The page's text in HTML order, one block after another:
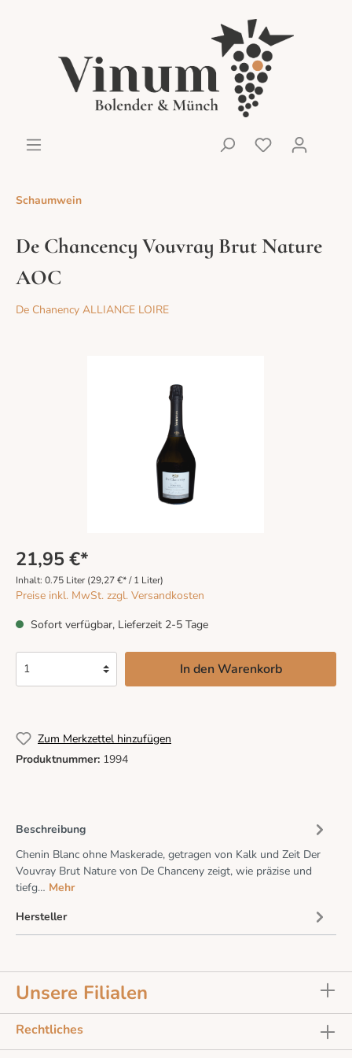
Schaumwein
De Chancency Vouvray Brut Nature
AOC
De Chanency ALLIANCE LOIRE
21,95 €*
Inhalt: 0.75 Liter (29,27 €* / 1 Liter)
Preise inkl. MwSt. zzgl. Versandkosten
Sofort verfügbar, Lieferzeit 2-5 Tage
In den Warenkorb
Zum Merkzettel hinzufügen
Produktnummer: 1994
Beschreibung
Chenin Blanc ohne Maskerade, getragen von Kalk und Zeit Der
Vouvray Brut Nature von De Chanceny zeigt, wie präzise und
tiefg… Mehr
Hersteller
Unsere Filialen
Rechtliches